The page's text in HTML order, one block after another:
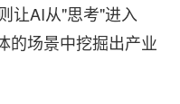
让AI从"思考"进入
的场景中挖掘出产业